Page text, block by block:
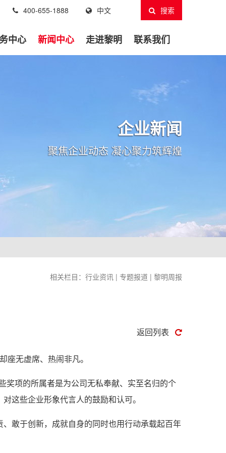
400-655-1888 中文 搜索
中心 新闻中心 走进黎明 联系我们
企业新闻
聚焦企业动态 凝心聚力筑辉煌
相关栏目： 行业资讯 | 专题报道 | 黎明周报
返回列表
无虚席、热闹非凡。
项的所属者是为公司无私奉献、实至名归的个
这些企业形象代言人的鼓励和认可。
敢于创新，成就自身的同时也用行动承载起百年